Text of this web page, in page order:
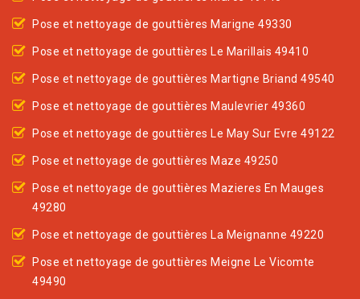
Pose et nettoyage de gouttières Marigne 49330
Pose et nettoyage de gouttières Le Marillais 49410
Pose et nettoyage de gouttières Martigne Briand 49540
Pose et nettoyage de gouttières Maulevrier 49360
Pose et nettoyage de gouttières Le May Sur Evre 49122
Pose et nettoyage de gouttières Maze 49250
Pose et nettoyage de gouttières Mazieres En Mauges
49280
Pose et nettoyage de gouttières La Meignanne 49220
Pose et nettoyage de gouttières Meigne Le Vicomte
49490